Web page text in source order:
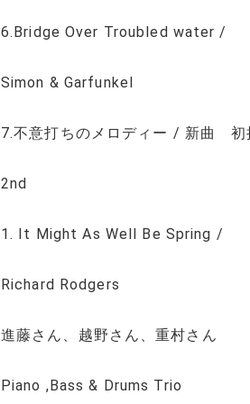
6.Bridge Over Troubled water /
Simon & Garfunkel
7.不意打ちのメロディー / 新曲 初
2nd
1. It Might As Well Be Spring /
Richard Rodgers
進藤さん、越野さん、重村さん
Piano ,Bass & Drums Trio